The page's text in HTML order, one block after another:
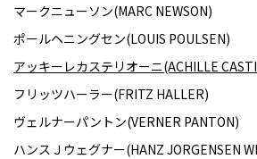
マークニューソン(MARC NEWSON)
ポールヘニングセン(LOUIS POULSEN)
アッキーレカステリオーニ(ACHILLE
フリッツハーラー(FRITZ HALLER)
ヴェルナーパントン(VERNER PANTON)
ハンスＪウェグナー(HANZ JORGENSEN